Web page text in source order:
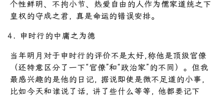
个性鲜明、不拘小节、热爱自由的人作为儒家道统之下
皇权的守成之君, 真是命运的错误安排。
申时行的中庸之为德
当年明月对于申时行的评价不是太好,称他是顶级官僚
（还特意区分了一下“官僚”和“政治家”的不同）。但我
最感兴趣的是他的日记, 据说即使是微不足道的小事,
比如今天和谁说了话, 讲了些什么等等, 他都要记下